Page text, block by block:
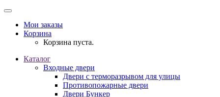
Мои заказы
Корзина
Корзина пуста.
Каталог
Входные двери
Двери с терморазрывом для улицы
Противопожарные двери
Двери Бункер